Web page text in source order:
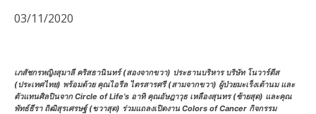
03/11/2020
เภสัชกรหญิงสุมาลี คริสธานินทร์ (สองจากขวา) ประธานบริหาร บริษัท โนวาร์ตีส
(ประเทศไทย) พร้อมด้วย คุณไอรีล ไตรสารศรี (สามจากขวา) ผู้ป่วยมะเร็งเต้านม และ
ตัวแทนศิลปินจาก Circle of Life’s อาทิ คุณอัษฎาวุธ เหลืองสุนทร (ซ้ายสุด) และคุณ
พัทธ์ธีรา ถิฒิสุรเศรษฐ์ (ขวาสุด) ร่วมแถลงเปิดงาน Colors of Cancer กิจกรรม